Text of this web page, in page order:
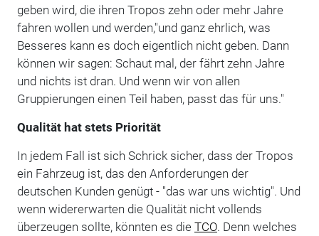
geben wird, die ihren Tropos zehn oder mehr Jahre
fahren wollen und werden,"und ganz ehrlich, was
Besseres kann es doch eigentlich nicht geben. Dann
können wir sagen: Schaut mal, der fährt zehn Jahre
und nichts ist dran. Und wenn wir von allen
Gruppierungen einen Teil haben, passt das für uns."
Qualität hat stets Priorität
In jedem Fall ist sich Schrick sicher, dass der Tropos
ein Fahrzeug ist, das den Anforderungen der
deutschen Kunden genügt - "das war uns wichtig". Und
wenn widererwarten die Qualität nicht vollends
überzeugen sollte, könnten es die TCO. Denn welches